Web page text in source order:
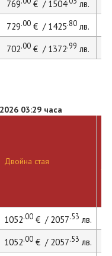
769 € / 1504 лв.
729.00€ / 1425.80лв.
702.00€ / 1372.99 лв.
03:29 часа
Двойна стая
1052.00€ / 2057.53 лв.
1052.00€ / 2057.53 лв.